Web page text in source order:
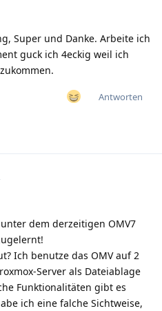
Super und Danke. Arbeite ich
guck ich 4eckig weil ich
Antworten
dem derzeitigen OMV7
Ich benutze das OMV auf 2
Server als Dateiablage
Funktionalitäten gibt es
ich eine falche Sichtweise,